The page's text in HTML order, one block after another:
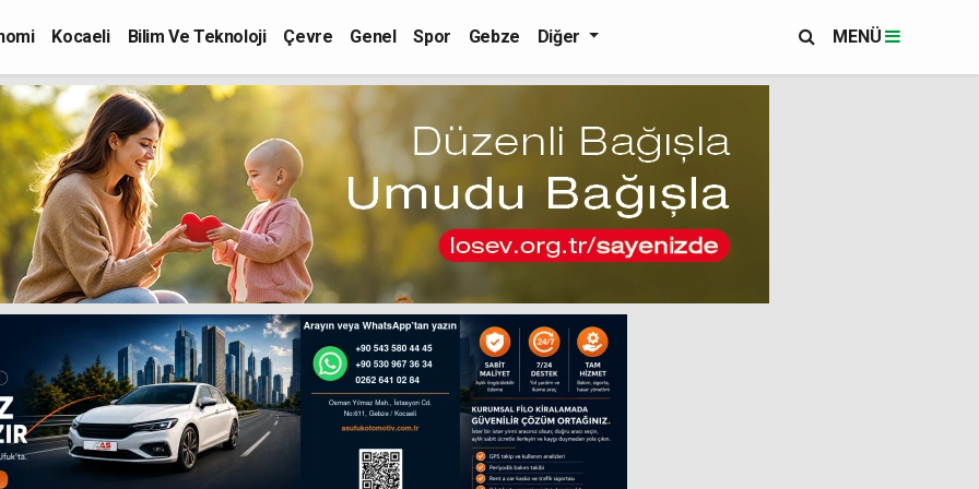
Kocaeli Bilim Ve Teknoloji Çevre Genel Spor Gebze Diğer MENÜ